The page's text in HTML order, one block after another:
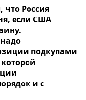
что Россия
если США
подкупами
и с